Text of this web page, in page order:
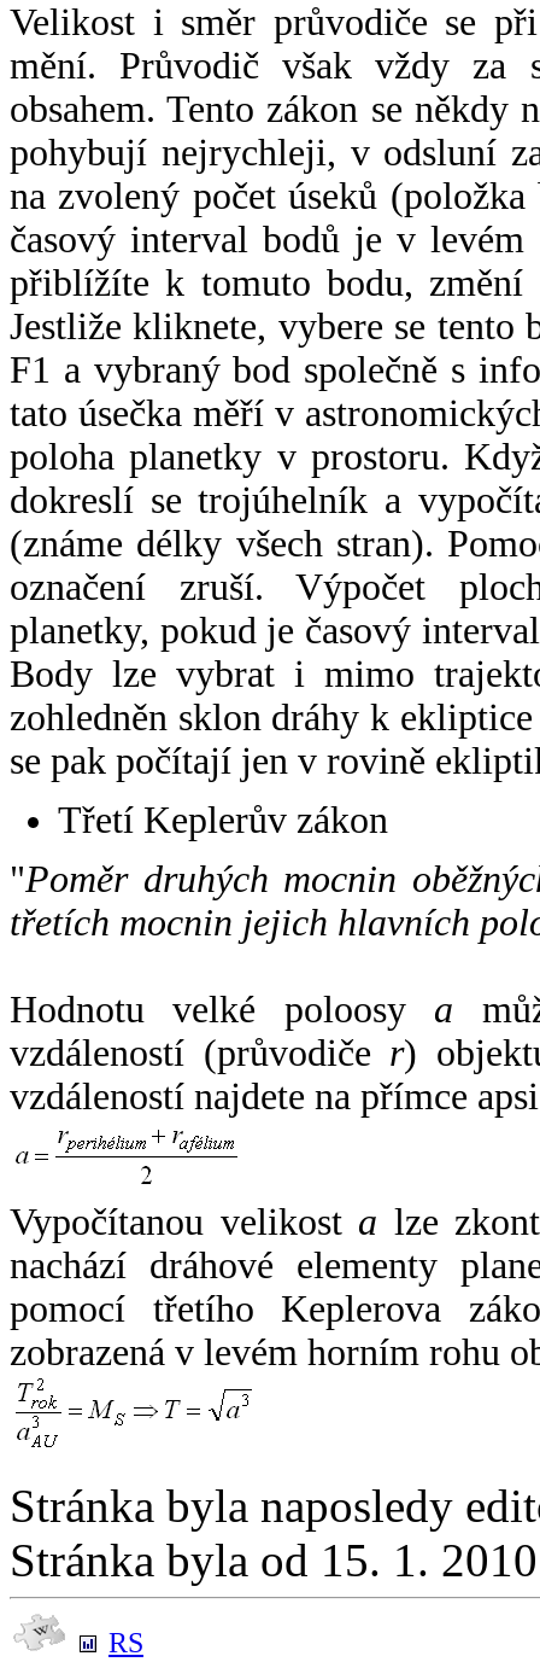
Velikost i směr průvodiče se
mění. Průvodič však vždy za
obsahem. Tento zákon se někdy
pohybují nejrychleji, v odsluní
na zvolený počet úseků
časový interval bodů je v
přiblížíte k tomuto bodu,
Jestliže kliknete, vybere se tento
F1 a vybraný bod společně s
tato úsečka měří v
poloha planetky v prostoru.
dokreslí se trojúhelník a
(známe délky všech stran).
označení zruší. Výpočet
planetky, pokud je časový
Body lze vybrat i mimo
zohledněn sklon dráhy k
se pak počítají jen v rovině
Třetí Keplerův zákon
"Poměr druhých mocnin
třetích mocnin jejich hlavních
Hodnotu velké poloosy a
vzdáleností (průvodiče r)
vzdáleností najdete na přímce
Vypočítanou velikost a lze
nachází dráhové elementy
pomocí třetího Keplerova
zobrazená v levém horním rohu
Stránka byla naposledy
Stránka byla od 15. 1.
RS